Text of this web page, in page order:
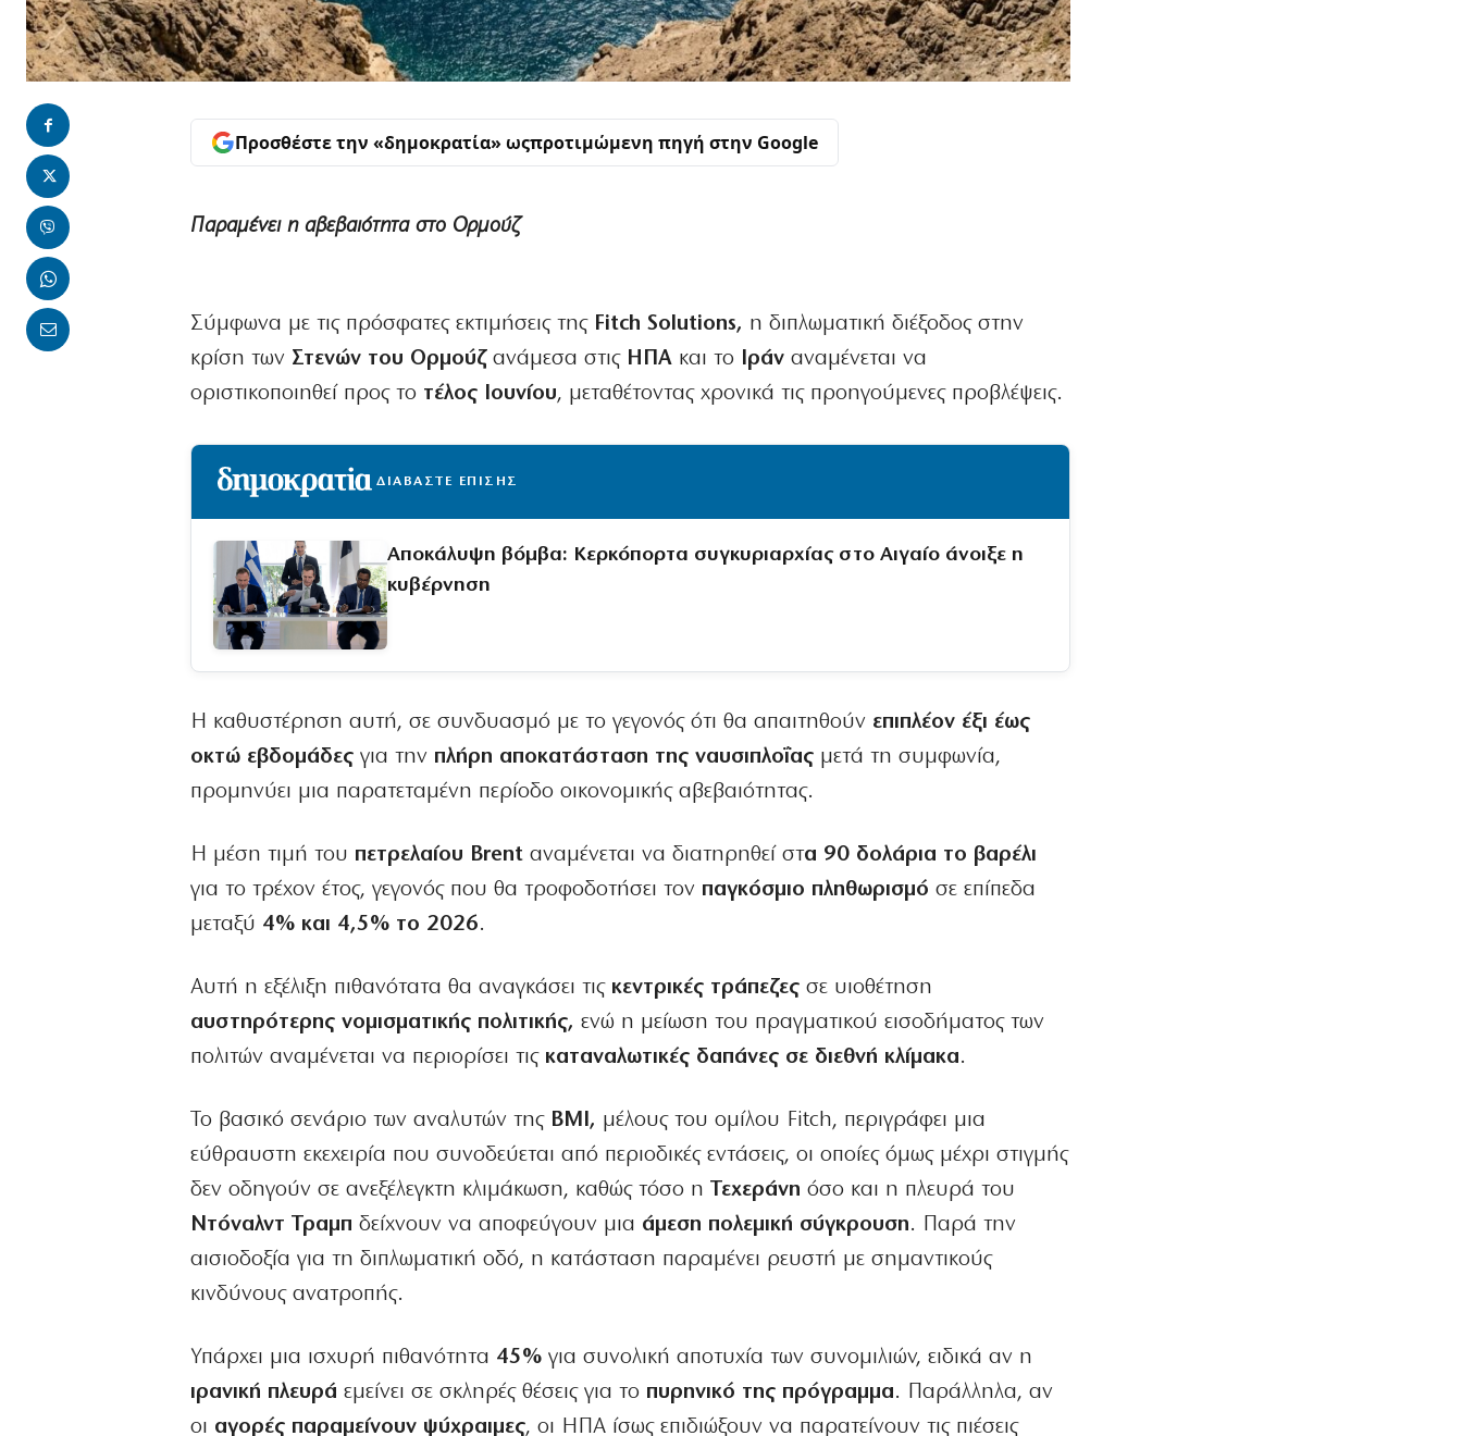
Προσθέστε την «δημοκρατία» ωςπροτιμώμενη πηγή στην Google
Παραμένει η αβεβαιότητα στο Ορμούζ
Σύμφωνα με τις πρόσφατες εκτιμήσεις της Fitch Solutions, η διπλωματική διέξοδος στην
κρίση των Στενών του Ορμούζ ανάμεσα στις ΗΠΑ και το Ιράν αναμένεται να
οριστικοποιηθεί προς το τέλος Ιουνίου, μεταθέτοντας χρονικά τις προηγούμενες προβλέψεις.
ΔΙΑΒΑΣΤΕ ΕΠΙΣΗΣ
Αποκάλυψη βόμβα: Κερκόπορτα συγκυριαρχίας στο Αιγαίο άνοιξε η
κυβέρνηση
Η καθυστέρηση αυτή, σε συνδυασμό με το γεγονός ότι θα απαιτηθούν επιπλέον έξι έως
οκτώ εβδομάδες για την πλήρη αποκατάσταση της ναυσιπλοΐας μετά τη συμφωνία,
προμηνύει μια παρατεταμένη περίοδο οικονομικής αβεβαιότητας.
Η μέση τιμή του πετρελαίου Brent αναμένεται να διατηρηθεί στα 90 δολάρια το βαρέλι
για το τρέχον έτος, γεγονός που θα τροφοδοτήσει τον παγκόσμιο πληθωρισμό σε επίπεδα
μεταξύ 4% και 4,5% το 2026.
Αυτή η εξέλιξη πιθανότατα θα αναγκάσει τιςκεντρικές τράπεζες σε υιοθέτηση
αυστηρότερης νομισματικής πολιτικής, ενώ η μείωση του πραγματικού εισοδήματος των
πολιτών αναμένεται να περιορίσει τιςκαταναλωτικές δαπάνες σε διεθνή κλίμακα.
Το βασικό σενάριο των αναλυτών της BMI, μέλους του ομίλου Fitch, περιγράφει μια
εύθραυστη εκεχειρία που συνοδεύεται από περιοδικές εντάσεις, οι οποίες όμως μέχρι στιγμής
δεν οδηγούν σε ανεξέλεγκτη κλιμάκωση, καθώς τόσο ηΤεχεράνη όσο και η πλευρά του
Ντόναλντ Τραμπ δείχνουν να αποφεύγουν μια άμεση πολεμική σύγκρουση. Παρά την
αισιοδοξία για τη διπλωματική οδό, η κατάσταση παραμένει ρευστή με σημαντικούς
κινδύνους ανατροπής.
Υπάρχει μια ισχυρή πιθανότητα 45% για συνολική αποτυχία των συνομιλιών, ειδικά αν η
ιρανική πλευρά εμείνει σε σκληρές θέσεις για το πυρηνικό της πρόγραμμα. Παράλληλα, αν
οι αγορές παραμείνουν ψύχραιμες, οι ΗΠΑ ίσως επιδιώξουν να παρατείνουν τις πιέσεις